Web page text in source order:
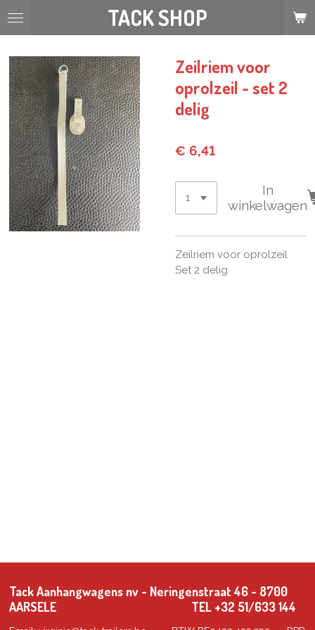
Ga
de
hoofdinhoud
TACK SHOP
Zeilriem voor
oprolzeil - set 2
delig
€ 6,41
In
winkelwagen
Zeilriem voor oprolzeil
Set 2 delig
Tack Aanhangwagens nv - Neringenstraat 46 - 8700
AARSELE TEL +32 51/633 144